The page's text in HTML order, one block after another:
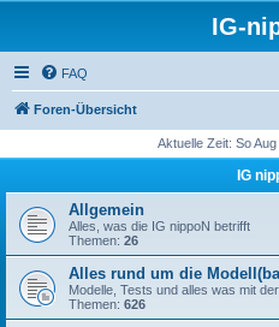
IG-
FAQ
Foren-Übersicht
Aktuelle Zeit: So
IG
Allgemein
Alles, was die IG nippoN betrifft
Themen: 26
Alles rund um die
Modelle, Tests und alles was mit
Themen: 626